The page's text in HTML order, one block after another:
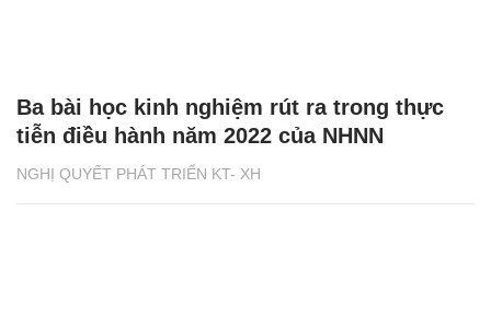
NGHỊ QUYẾT PHÁT TRIỂN KT- XH
Ba bài học kinh nghiệm rút ra trong thực
tiễn điều hành năm 2022 của NHNN